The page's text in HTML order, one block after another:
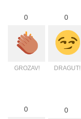
0
GROZAV!
0
DRAGUT!
0 0